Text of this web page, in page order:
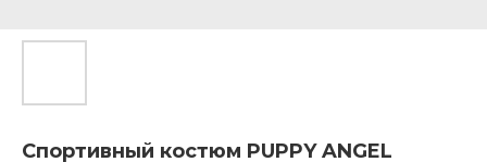
Спортивный костюм PUPPY ANGEL